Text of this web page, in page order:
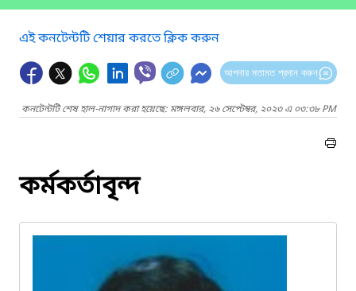
এই কনটেন্টটি শেয়ার করতে ক্লিক করুন
আপনার মতামত প্রদান করুন
কনটেন্টটি শেষ হাল-নাগাদ করা হয়েছে: মঙ্গলবার, ২৬ সেপ্টেম্বর, ২০২৩ এ ০৩:৩৮ PM
কর্মকর্তাবৃন্দ